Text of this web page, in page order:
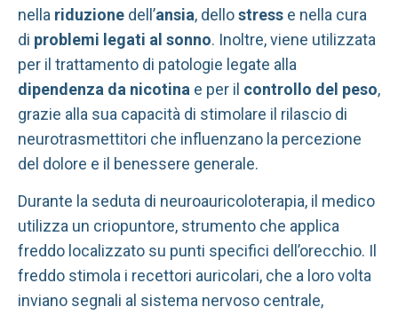
nella riduzione dell’ansia, dellostress e nella cura
di problemi legati al sonno. Inoltre, viene utilizzata
per il trattamento di patologie legate alla
dipendenza da nicotina e per il controllo del peso,
grazie alla sua capacità di stimolare il rilascio di
neurotrasmettitori che influenzano la percezione
del dolore e il benessere generale.
Durante la seduta di neuroauricoloterapia, il medico
utilizza un criopuntore, strumento che applica
freddo localizzato su punti specifici dell’orecchio. Il
freddo stimola i recettori auricolari, che a loro volta
inviano segnali al sistema nervoso centrale,